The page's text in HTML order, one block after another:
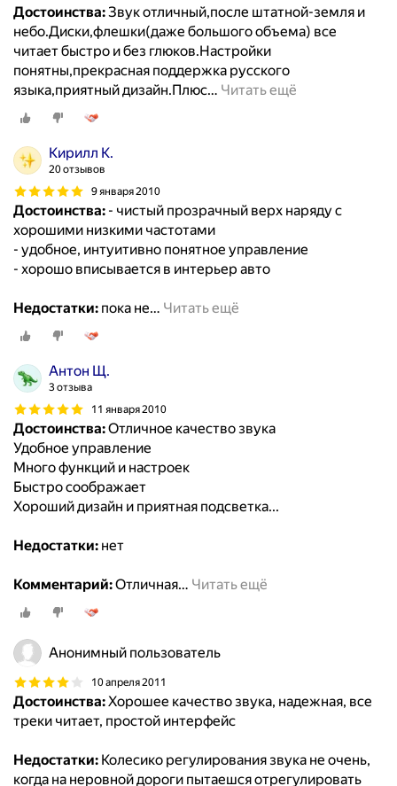
Достоинства:Звук отличный,после штатной-земля и
небо.Диски,флешки(даже большого объема) все
читает быстро и без глюков.Настройки
понятны,прекрасная поддержка русского
языка,приятный дизайн.Плюс… Читать ещё
Кирилл К.
20 отзывов
9 января 2010
Достоинства: - чистый прозрачный верх наряду с
хорошими низкими частотами
- удобное, интуитивно понятное управление
- хорошо вписывается в интерьер авто
Недостатки: пока не… Читать ещё
Антон Щ.
3 отзыва
11 января 2010
Достоинства:Отличное качество звука
Удобное управление
Много функций и настроек
Быстро соображает
Хороший дизайн и приятная подсветка...
Недостатки: нет
Комментарий:Отличная… Читать ещё
Анонимный пользователь
10 апреля 2011
Достоинства:Хорошее качество звука, надежная, все
треки читает, простой интерфейс
Недостатки: Колесико регулирования звука не очень,
когда на неровной дороги пытаешся отрегулировать